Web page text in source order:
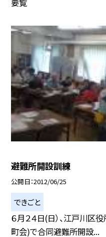
要覧
避難所開設訓練
公開日 2012/06/25
できごと
６月２４日(日）、江戸川区
町会)で合同避難所開設...